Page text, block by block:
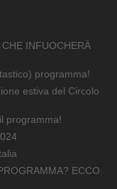
INFUOCHERÀ
programma!
estiva del Circolo
programma!
ECCO